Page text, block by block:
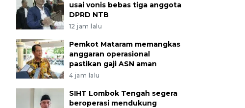
usai vonis bebas tiga anggota
DPRD NTB
12 jam lalu
Pemkot Mataram memangkas
anggaran operasional
pastikan gaji ASN aman
4 jam lalu
SIHT Lombok Tengah segera
beroperasi mendukung